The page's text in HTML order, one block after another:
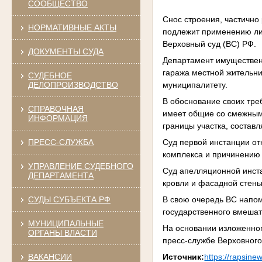
СООБЩЕСТВО
НОРМАТИВНЫЕ АКТЫ
ДОКУМЕНТЫ СУДА
СУДЕБНОЕ
ДЕЛОПРОИЗВОДСТВО
СПРАВОЧНАЯ
ИНФОРМАЦИЯ
ПРЕСС-СЛУЖБА
УПРАВЛЕНИЕ СУДЕБНОГО
ДЕПАРТАМЕНТА
СУДЫ СУБЪЕКТА РФ
МУНИЦИПАЛЬНЫЕ
ОРГАНЫ ВЛАСТИ
ВАКАНСИИ
Снос строения,
подлежит применению
Верховный суд (ВС) РФ.
Департамент
гаража местной
муниципалитету.
В обоснование своих
имеет общие со
границы участка,
Суд первой инстанции
комплекса и
Суд апелляционной
кровли и фасадной
В свою очередь ВС
государственного
На основании
пресс-службе
Источник:https://